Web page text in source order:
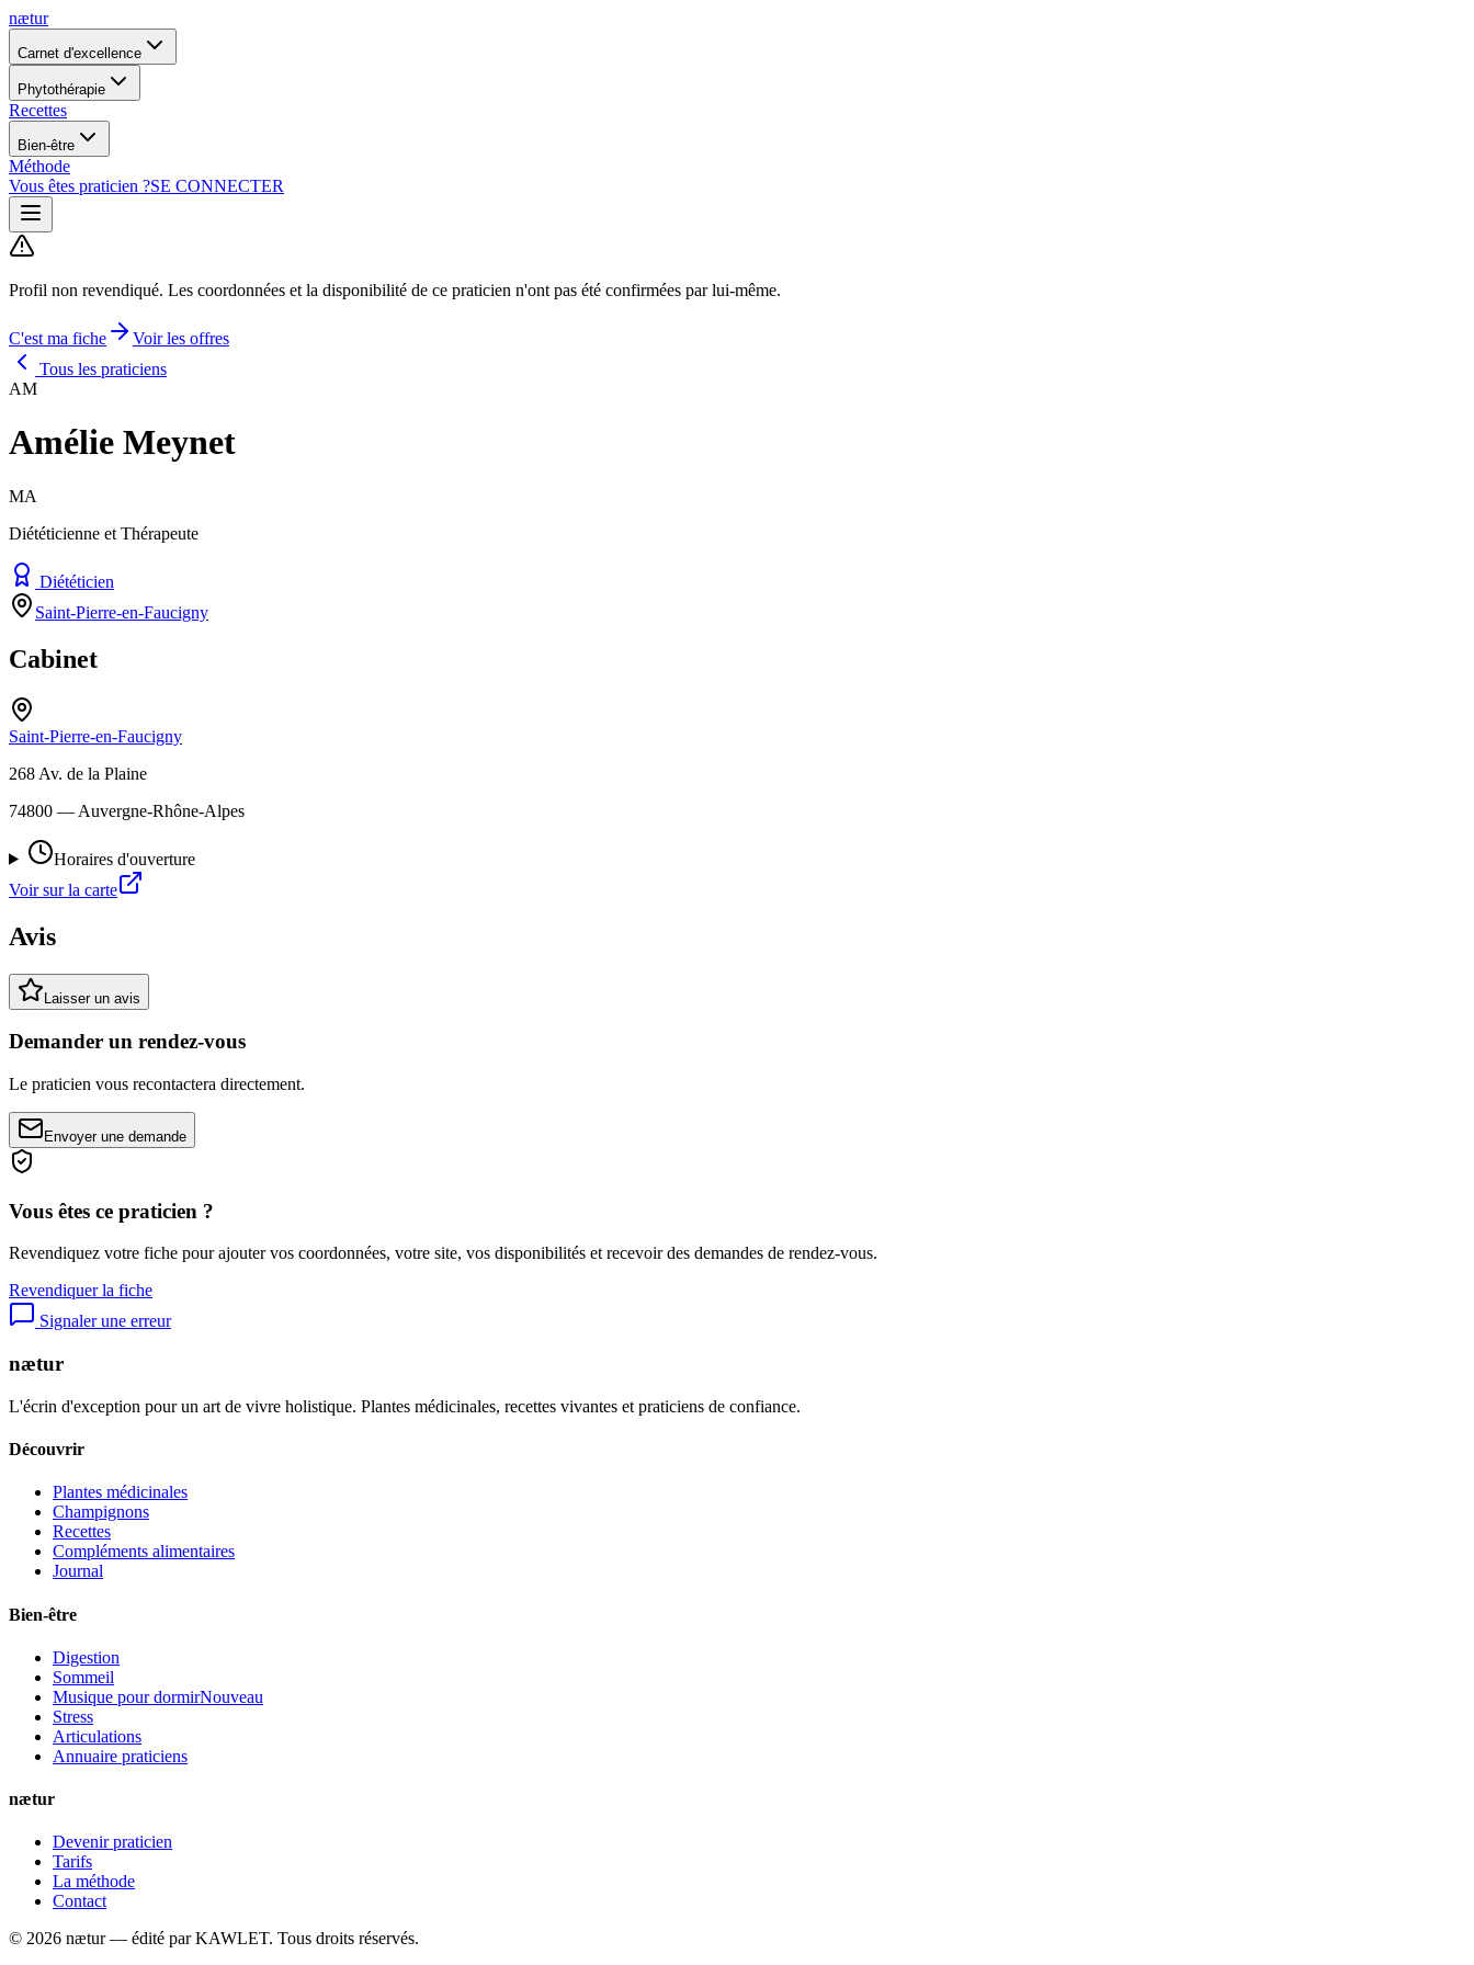
nætur
Carnet d'excellence
Phytothérapie
Recettes
Bien-être
Méthode
Vous êtes praticien ?SE CONNECTER
Profil non revendiqué. Les coordonnées et la disponibilité de ce praticien n'ont pas été confirmées par lui-même.
C'est ma fiche
Voir les offres
Tous les praticiens
AM
Amélie Meynet
MA
Diététicienne et Thérapeute
Diététicien
Saint-Pierre-en-Faucigny
Cabinet
Saint-Pierre-en-Faucigny
268 Av. de la Plaine
74800 — Auvergne-Rhône-Alpes
Horaires d'ouverture
Voir sur la carte
Avis
Laisser un avis
Demander un rendez-vous
Le praticien vous recontactera directement.
Envoyer une demande
Vous êtes ce praticien ?
Revendiquez votre fiche pour ajouter vos coordonnées, votre site, vos disponibilités et recevoir des demandes de rendez-vous.
Revendiquer la fiche
Signaler une erreur
nætur
L'écrin d'exception pour un art de vivre holistique. Plantes médicinales, recettes vivantes et praticiens de confiance.
Découvrir
Plantes médicinales
Champignons
Recettes
Compléments alimentaires
Journal
Bien-être
Digestion
Sommeil
Musique pour dormirNouveau
Stress
Articulations
Annuaire praticiens
nætur
Devenir praticien
Tarifs
La méthode
Contact
© 2026 nætur — édité par KAWLET. Tous droits réservés.